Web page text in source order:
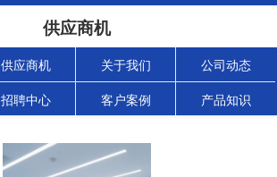
供应商机
供应商机 关于我们 公司动态
招聘中心 客户案例 产品知识